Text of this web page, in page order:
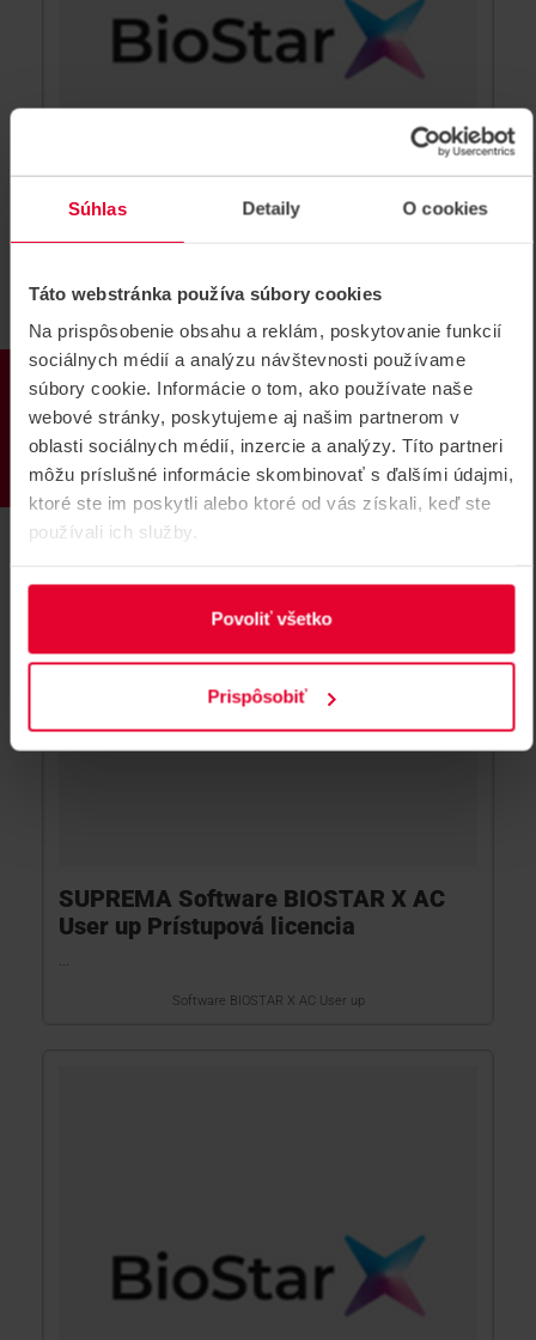
Súhlas Detaily O cookies
Táto webstránka používa súbory cookies
Na prispôsobenie obsahu a reklám, poskytovanie funkcií
sociálnych médií a analýzu návštevnosti používame
súbory cookie. Informácie o tom, ako používate naše
webové stránky, poskytujeme aj našim partnerom v
oblasti sociálnych médií, inzercie a analýzy. Títo partneri
môžu príslušné informácie skombinovať s ďalšími údajmi,
ktoré ste im poskytli alebo ktoré od vás získali, keď ste
používali ich služby.
Povoliť všetko
Prispôsobiť
PRODUKTY
SUPREMA Software BIOSTAR X AC
Operator up Prístupová licencia
...
Software BIOSTAR X AC Operator up
SUPREMA Software BIOSTAR X AC
User up Prístupová licencia
Software BIOSTAR X AC User up